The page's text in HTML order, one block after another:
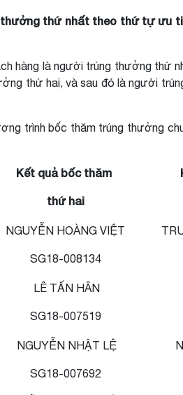
thứ nhất theo thứ tự ưu
hàng là người trúng thưởng thứ
thứ hai, và sau đó là người
trình bốc thăm trúng thưởng
Kết quả bốc thăm
thứ hai
NGUYỄN HOÀNG VIỆT
SG18-008134
LÊ TẤN HÂN
SG18-007519
NGUYỄN NHẬT LỆ
SG18-007692